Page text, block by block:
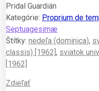
Pridal Guardián
Kategórie: Proprium de
Septuagesimæ
Štítky: nedeľa (dominica),
classis) [1962] , sviatok
[1962]
Zdieľať